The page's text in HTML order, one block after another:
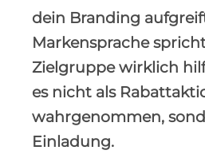
dein Branding
Markensprache
Zielgruppe wirklich
es nicht als
wahrgenommen,
Einladung.